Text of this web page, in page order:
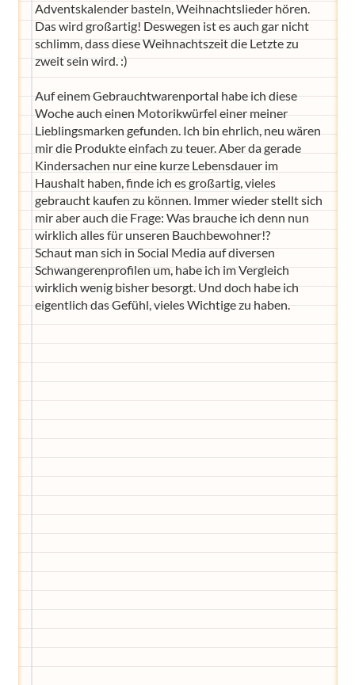
Adventskalender basteln, Weihnachtslieder hören.
Das wird großartig! Deswegen ist es auch gar nicht
schlimm, dass diese Weihnachtszeit die Letzte zu
zweit sein wird. :)
Auf einem Gebrauchtwarenportal habe ich diese
Woche auch einen Motorikwürfel einer meiner
Lieblingsmarken gefunden. Ich bin ehrlich, neu wären
mir die Produkte einfach zu teuer. Aber da gerade
Kindersachen nur eine kurze Lebensdauer im
Haushalt haben, finde ich es großartig, vieles
gebraucht kaufen zu können. Immer wieder stellt sich
mir aber auch die Frage: Was brauche ich denn nun
wirklich alles für unseren Bauchbewohner!?
Schaut man sich in Social Media auf diversen
Schwangerenprofilen um, habe ich im Vergleich
wirklich wenig bisher besorgt. Und doch habe ich
eigentlich das Gefühl, vieles Wichtige zu haben.